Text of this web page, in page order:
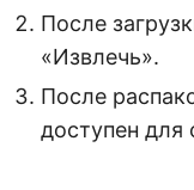
После
«Извлечь».
После
доступен для